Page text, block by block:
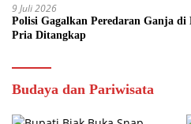
9 Juli 2026
Polisi Gagalkan Peredaran Ganja di
Pria Ditangkap
Budaya dan Pariwisata